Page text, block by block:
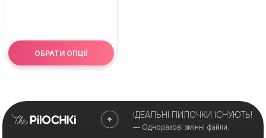
ОБРАТИ ОПЦІЇ
ІДЕАЛЬНІ ПИЛОЧКИ ІСНУЮТЬ!
— Одноразові змінні файли.